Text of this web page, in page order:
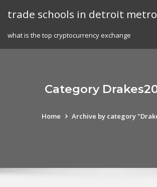
trade schools in detroit
what is the top cryptocurrency exchange
Category
Home Archive by category